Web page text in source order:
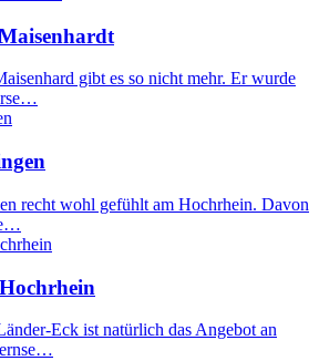
gibt es so nicht mehr. Er wurde
recht wohl gefühlt am Hochrhein. Davon
Eck ist natürlich das Angebot an